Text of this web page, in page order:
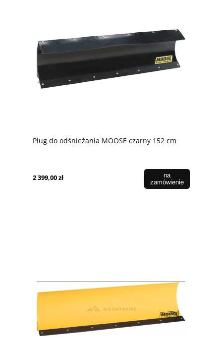
Pług do odśnieżania MOOSE czarny 152 cm
2 399,00 zł
na
zamówienie